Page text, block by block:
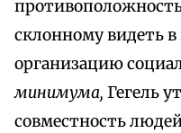
склонному видеть в
организацию
минимума, Гегель
совместность